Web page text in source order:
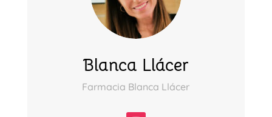
Blanca Llácer
Farmacia Blanca Llácer